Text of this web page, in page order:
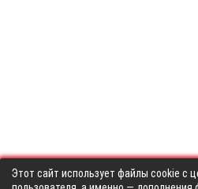
Этот сайт использует файлы cookie с